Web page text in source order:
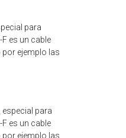
para
es un cable
ejemplo las
especial para
es un cable
ejemplo las